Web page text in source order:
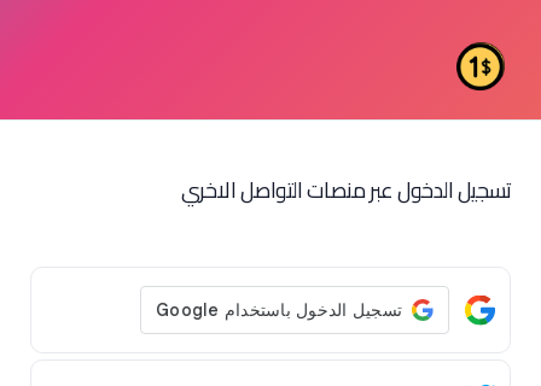
تسجيل الدخول عبر منصات التواصل الاخري